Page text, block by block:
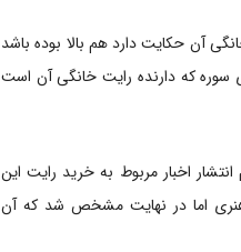
آن حکایت دارد هم بالا بوده باشد
تصویری سوره که دارنده رایت خانگی آن است
اخبار مربوط به خرید رایت این
هنری اما در نهایت مشخص شد که آن